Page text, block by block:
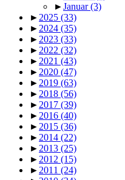
►Januar(3)
► 2025 (33)
► 2024 (35)
► 2023 (33)
► 2022 (32)
► 2021 (43)
► 2020 (47)
► 2019 (63)
► 2018 (56)
► 2017 (39)
► 2016 (40)
► 2015 (36)
► 2014 (22)
► 2013 (25)
► 2012 (15)
► 2011 (24)